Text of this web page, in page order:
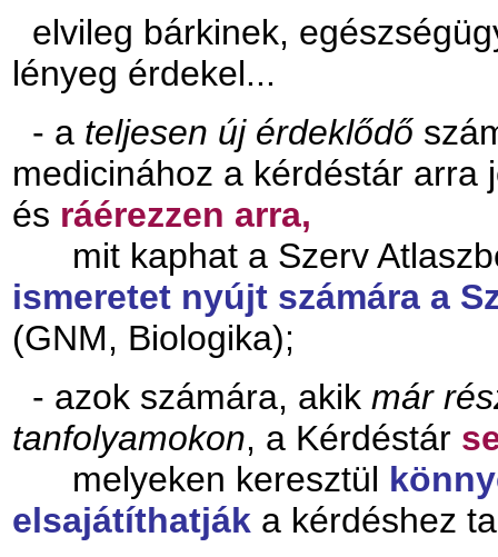
elvileg bárkinek,
lényeg érdekel...
- a teljesen új érdeklődő
medicinához a kérdéstár arra
és ráérezzen arra,
mit kaphat a Szerv
ismeretet nyújt számára a
(GNM, Biologika);
- azok számára, akik már
tanfolyamokon, a Kérdéstár
melyeken keresztül
elsajátíthatják a kérdéshez